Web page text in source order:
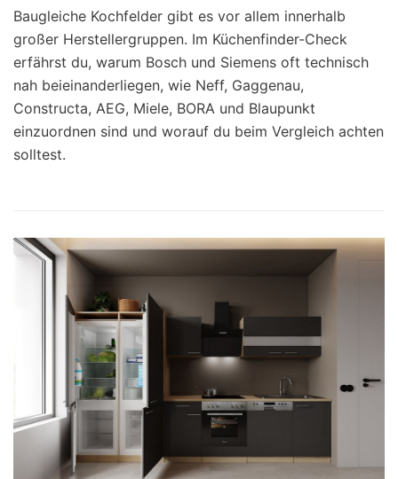
Baugleiche Kochfelder gibt es vor allem innerhalb
großer Herstellergruppen. Im Küchenfinder-Check
erfährst du, warum Bosch und Siemens oft technisch
nah beieinanderliegen, wie Neff, Gaggenau,
Constructa, AEG, Miele, BORA und Blaupunkt
einzuordnen sind und worauf du beim Vergleich achten
solltest.